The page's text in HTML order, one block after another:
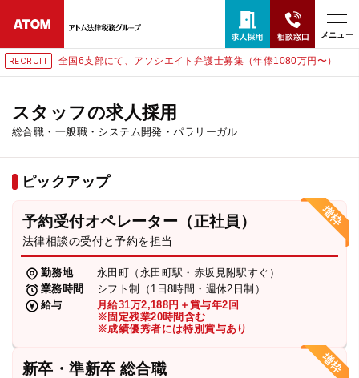
メニュー
国6支部にて、アソシエイト弁護士募集（年俸1080万円〜） RECRUIT
スタッフの求人採用
総合職・一般職・システム開発・パラリーガル
ピックアップ
予約受付オペレーター（正社員）
法律相談の受付と予約を担当
勤務地
永田町（永田町駅・赤坂見附駅すぐ）
業務時間
シフト制（1日8時間・週休2日制）
給与
月給31万2,188円＋賞与年2回
※固定残業20時間含む
※成績優秀者には特別賞与あり
新卒・準新卒 総合職
24時間365日全国対応
無料相談窓口はこちら
ホーム
取扱分野
解決実績